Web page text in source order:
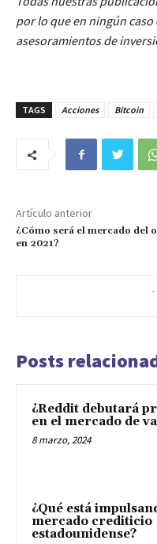
por lo que en ningún
asesoramientos de
TAGS Acciones Bitcoin
Artículo anterior
¿Cómo será el mercado del
en 2021?
-
Posts
¿Reddit debutará
en el mercado de
8 marzo, 2024
¿Qué está
mercado crediticio
estadounidense?